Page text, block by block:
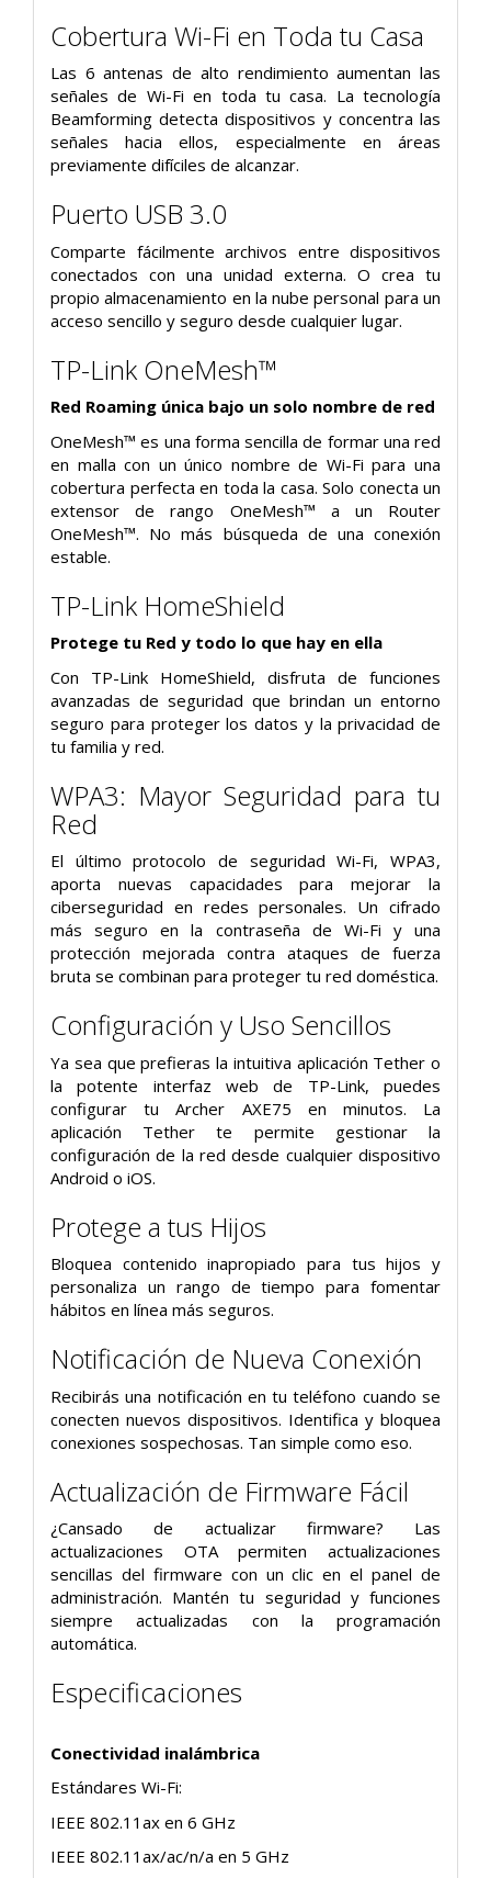
Cobertura Wi-Fi en Toda tu Casa
Las 6 antenas de alto rendimiento aumentan las
señales de Wi-Fi en toda tu casa. La tecnología
Beamforming detecta dispositivos y concentra las
señales hacia ellos, especialmente en áreas
previamente difíciles de alcanzar.
Puerto USB 3.0
Comparte fácilmente archivos entre dispositivos
conectados con una unidad externa. O crea tu
propio almacenamiento en la nube personal para un
acceso sencillo y seguro desde cualquier lugar.
TP-Link OneMesh™
Red Roaming única bajo un solo nombre de red
OneMesh™ es una forma sencilla de formar una red
en malla con un único nombre de Wi-Fi para una
cobertura perfecta en toda la casa. Solo conecta un
extensor de rango OneMesh™ a un Router
OneMesh™. No más búsqueda de una conexión
estable.
TP-Link HomeShield
Protege tu Red y todo lo que hay en ella
Con TP-Link HomeShield, disfruta de funciones
avanzadas de seguridad que brindan un entorno
seguro para proteger los datos y la privacidad de
tu familia y red.
WPA3: Mayor Seguridad para tu
Red
El último protocolo de seguridad Wi-Fi, WPA3,
aporta nuevas capacidades para mejorar la
ciberseguridad en redes personales. Un cifrado
más seguro en la contraseña de Wi-Fi y una
protección mejorada contra ataques de fuerza
bruta se combinan para proteger tu red doméstica.
Configuración y Uso Sencillos
Ya sea que prefieras la intuitiva aplicación Tether o
la potente interfaz web de TP-Link, puedes
configurar tu Archer AXE75 en minutos. La
aplicación Tether te permite gestionar la
configuración de la red desde cualquier dispositivo
Android o iOS.
Protege a tus Hijos
Bloquea contenido inapropiado para tus hijos y
personaliza un rango de tiempo para fomentar
hábitos en línea más seguros.
Notificación de Nueva Conexión
Recibirás una notificación en tu teléfono cuando se
conecten nuevos dispositivos. Identifica y bloquea
conexiones sospechosas. Tan simple como eso.
Actualización de Firmware Fácil
¿Cansado de actualizar firmware? Las
actualizaciones OTA permiten actualizaciones
sencillas del firmware con un clic en el panel de
administración. Mantén tu seguridad y funciones
siempre actualizadas con la programación
automática.
Especificaciones
Conectividad inalámbrica
Estándares Wi-Fi:
IEEE 802.11ax en 6 GHz
IEEE 802.11ax/ac/n/a en 5 GHz